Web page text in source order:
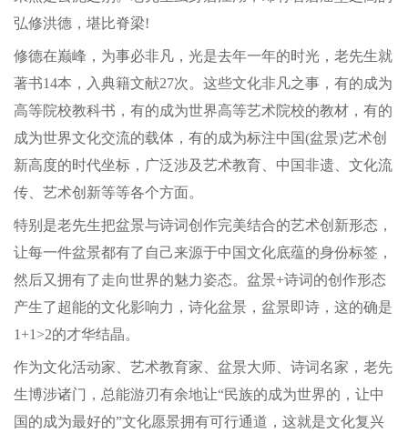
弘修洪德，堪比脊梁!
修德在巅峰，为事必非凡，光是去年一年的时光，老先生就
著书14本，入典籍文献27次。这些文化非凡之事，有的成为
高等院校教科书，有的成为世界高等艺术院校的教材，有的
成为世界文化交流的载体，有的成为标注中国(盆景)艺术创
新高度的时代坐标，广泛涉及艺术教育、中国非遗、文化流
传、艺术创新等等各个方面。
特别是老先生把盆景与诗词创作完美结合的艺术创新形态，
让每一件盆景都有了自己来源于中国文化底蕴的身份标签，
然后又拥有了走向世界的魅力姿态。盆景+诗词的创作形态
产生了超能的文化影响力，诗化盆景，盆景即诗，这的确是
1+1>2的才华结晶。
作为文化活动家、艺术教育家、盆景大师、诗词名家，老先
生博涉诸门，总能游刃有余地让“民族的成为世界的，让中
国的成为最好的”文化愿景拥有可行通道，这就是文化复兴